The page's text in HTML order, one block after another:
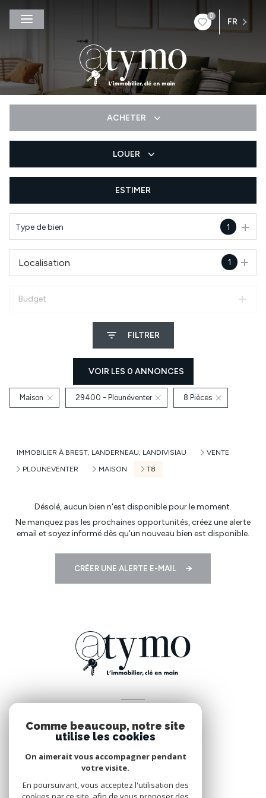
0
FR
ACHETER
De l'immo pro
LOUER
De l'immo pro
ESTIMER
Type de bien 1
1
Localisation
Budget
FILTRER
VOIR LES 0 ANNONCES
Maison 29400 - Plounéventer 8 Pièces
IMMOBILIER À BREST, LANDERNEAU, LANDIVISIAU
VENTE
PLOUNEVENTER
MAISON T8
Désolé, aucun bien n'est disponible pour le moment.
Ne manquez pas les prochaines opportunités, créez une alerte
email et soyez informé dès qu'un nouveau bien est disponible.
CRÉER UNE ALERTE E-MAIL
Espace propriétaire
Comme beaucoup, notre site
utilise les cookies
On aimerait vous accompagner pendant
votre visite.
En poursuivant, vous acceptez l'utilisation des